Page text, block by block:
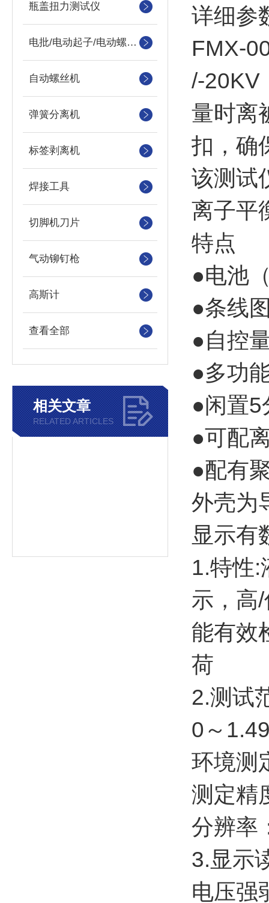
瓶盖扭力测试仪
电批/电动起子/电动螺丝刀
自动螺丝机
弹簧分离机
标签剥离机
焊接工具
切脚机刀片
气动铆钉枪
高斯计
查看全部
相关文章
RELATED ARTICLES
详细参
FMX-
/-20KV
量时离
扣，确
该测试
离子平
特点
●电池
●条线
●自控
●多功
●闲置5
●可配
●配有
外壳为
显示有
1.特性:
示，高
能有效
荷
2.测试
0～
环境测
测定精
分辨率
3.显示
电压强